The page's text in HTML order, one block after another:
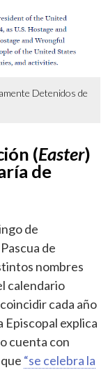
Detenidos de
(Easter)
de
de
de
nombres
calendario
cada año
Episcopal explica
cuenta con
“se celebra la